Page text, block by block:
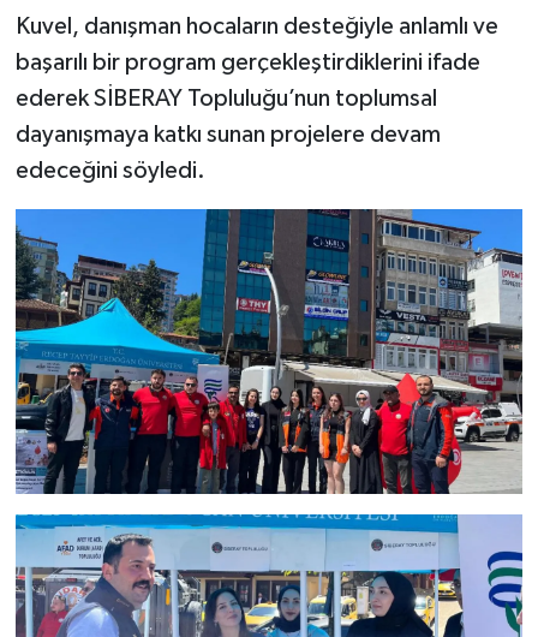
Kuvel, danışman hocaların desteğiyle anlamlı ve
başarılı bir program gerçekleştirdiklerini ifade
ederek SİBERAY Topluluğu’nun toplumsal
dayanışmaya katkı sunan projelere devam
edeceğini söyledi.